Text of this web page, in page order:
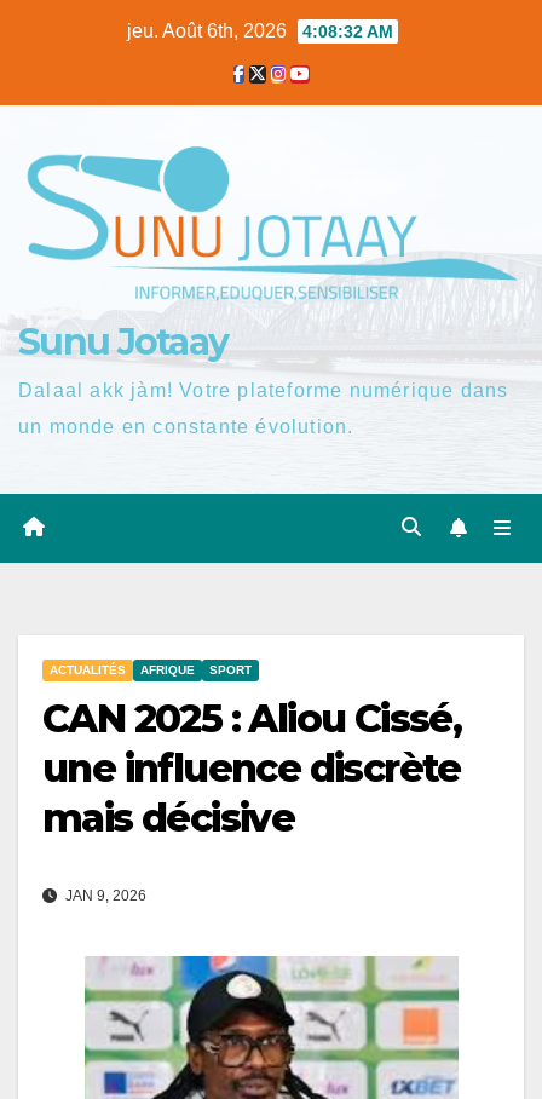
jeu. Août 6th, 2026 4:08:33 AM
Sunu Jotaay
Dalaal akk jàm! Votre plateforme numérique dans
un monde en constante évolution.
ACTUALITÉS AFRIQUE SPORT
CAN 2025 : Aliou Cissé,
une influence discrète
mais décisive
JAN 9, 2026